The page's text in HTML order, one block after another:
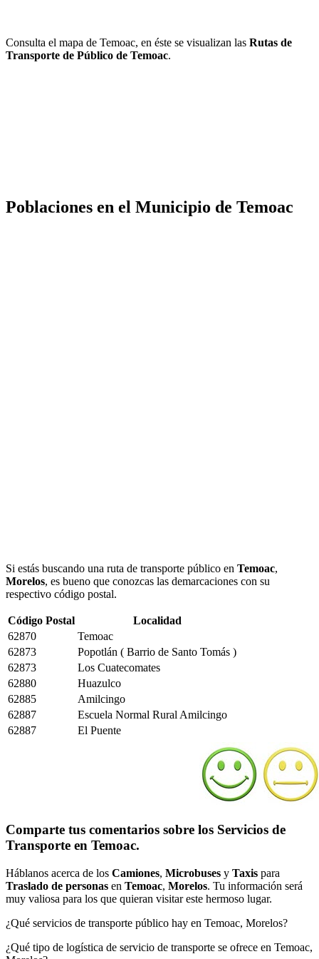
Consulta el mapa de Temoac, en éste se visualizan las Rutas de
Transporte de Público de Temoac.
Poblaciones en el Municipio de Temoac
Si estás buscando una ruta de transporte público en Temoac,
Morelos, es bueno que conozcas las demarcaciones con su
respectivo código postal.
Código Postal
Localidad
62870
Temoac
62873
Popotlán ( Barrio de Santo Tomás )
62873
Los Cuatecomates
62880
Huazulco
62885
Amilcingo
62887
Escuela Normal Rural Amilcingo
62887
El Puente
Comparte tus comentarios sobre los Servicios de
Transporte en Temoac.
Háblanos acerca de los Camiones, Microbuses y Taxis para
Traslado de personas en Temoac, Morelos. Tu información será
muy valiosa para los que quieran visitar este hermoso lugar.
¿Qué servicios de transporte público hay en Temoac, Morelos?
¿Qué tipo de logística de servicio de transporte se ofrece en Temoac,